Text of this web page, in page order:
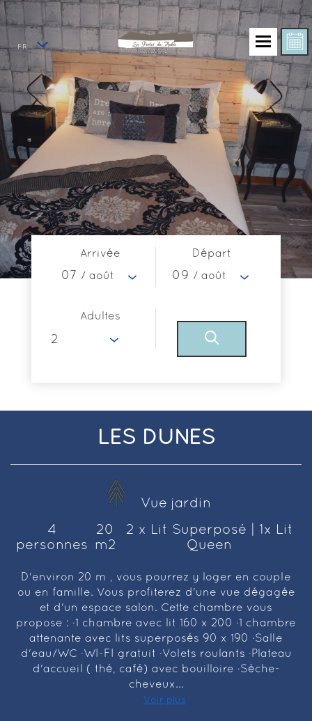
FR
Arrivée
07 / août
Départ
09 / août
Adultes
LES DUNES
Vue jardin
4
personnes
20
m2
2 x Lit Superposé
1x Lit
Queen
D'environ 20 m², vous pourrez y loger en couple
ou en famille. Vous profiterez d'une vue dégagée
et d'un espace salon. Cette chambre vous
propose : ·1 chambre avec lit 160 x 200 ·1 chambre
attenante avec lits superposés 90 x 190 ·Salle
d'eau/WC ·WI-FI gratuit ·Volets roulants ·Plateau
d'accueil ( thé, café) avec bouilloire ·Sèche-
cheveux...
Voir plus